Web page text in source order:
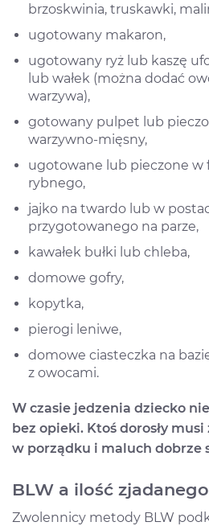
brzoskwinia, truskawki,
ugotowany makaron,
ugotowany ryż lub kaszę
lub wałek (można dodać
warzywa),
gotowany pulpet lub
warzywno-mięsny,
ugotowane lub pieczone w
rybnego,
jajko na twardo lub w
przygotowanego na parze,
kawałek bułki lub chleba,
domowe gofry,
kopytka,
pierogi leniwe,
domowe ciasteczka na
z owocami.
W czasie jedzenia dziecko
bez opieki. Ktoś dorosły
w porządku i maluch dobrze
BLW a ilość
Zwolennicy metody BLW